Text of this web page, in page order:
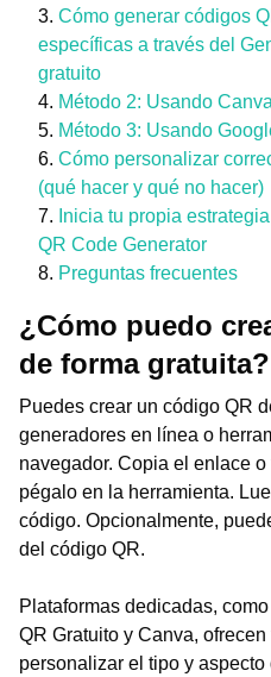
Cómo generar códigos
específicas a través del
gratuito
Método 2: Usando Canva
Método 3: Usando
Cómo personalizar
(qué hacer y qué no hacer)
Inicia tu propia
QR Code Generator
Preguntas frecuentes
¿Cómo puedo
de forma gratuita?
Puedes crear un código QR
generadores en línea o
navegador. Copia el enlace
pégalo en la herramienta.
código. Opcionalmente,
del código QR.
Plataformas dedicadas,
QR Gratuito y Canva,
personalizar el tipo y aspecto